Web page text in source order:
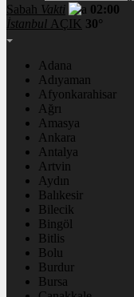
Sabah Vakti
02:00
İstanbul AÇIK 30°
Adana
Adıyaman
Afyonkarahisar
Ağrı
Amasya
Ankara
Antalya
Artvin
Aydın
Balıkesir
Bilecik
Bingöl
Bitlis
Bolu
Burdur
Bursa